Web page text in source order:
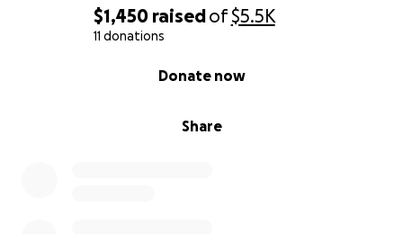
$1,450 raisedof$5.5K
11 donations
Share
Donate now